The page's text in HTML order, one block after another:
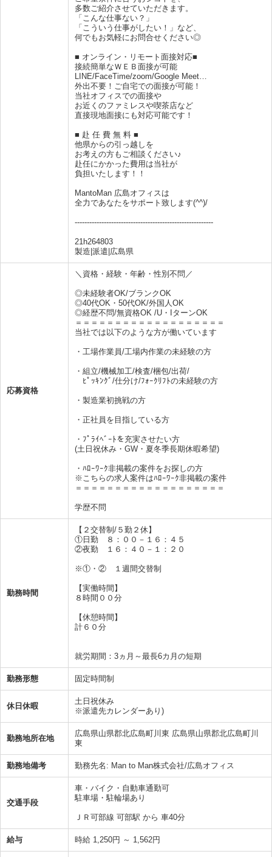
多数ご紹介させていただきます。
「こんな仕事ない？」
「こういう仕事がしたい！」など、
何でもお気軽にお問合せください◎
■ オンライン・リモート面接対応■
接続簡単なＷＥＢ面接が可能
LINE/FaceTime/zoom/Google Meet…
外出不要！ご自宅での面接が可能！
当社オフィスでの面接や
お近くのファミレスや喫茶店など
直接現地面接にも対応可能です！
■ 赴 任 費 無 料 ■
他県からの引っ越しを
お考えの方もご相談ください♪
赴任にかかった費用は当社が
負担いたします！！
MantoMan 広島オフィスは
全力であなたをサポート致します(^^)/
---------------------------------------------------------
21h264803
製造|派遣|広島県
応募資格
＼資格・経験・年齢・性別不問／
◎未経験者OK/ブランクOK
◎40代OK・50代OK/外国人OK
◎経歴不問/無資格OK /U・IターンOK
＝＝＝＝＝＝＝＝＝＝＝＝＝＝＝＝＝＝＝
当社では以下のような方が働いています
・工場作業員/工場内作業の未経験の方
・組立/機械加工/検査/梱包/出荷/
ﾋﾟｯｷﾝｸﾞ/仕分け/ﾌｫｰｸﾘﾌﾄの未経験の方
・製造業初挑戦の方
・正社員を目指している方
・ﾌﾟﾗｲﾍﾞｰﾄを充実させたい方
(土日祝休み・GW・夏冬季長期休暇希望)
・ﾊﾛｰﾜｰｸ非掲載の案件をお探しの方
※こちらの求人案件はﾊﾛｰﾜｰｸ非掲載の案件
＝＝＝＝＝＝＝＝＝＝＝＝＝＝＝＝＝＝＝
学歴不問
勤務時間
【２交替制/５勤２休】
①日勤 ８：００－１６：４５
②夜勤 １６：４０－１：２０
※①・② １週間交替制
【実働時間】
８時間００分
【休憩時間】
計６０分
就労期間：3ヵ月～最長6カ月の短期
勤務形態 固定時間制
休日休暇
土日祝休み
※派遣先カレンダーあり)
勤務地所在地
広島県山県郡北広島町川東 広島県山県郡北広島町川
東
勤務地備考 勤務先名: Man to Man株式会社/広島オフィス
交通手段
車・バイク・自動車通勤可
駐車場・駐輪場あり
ＪＲ可部線 可部駅 から 車40分
給与 時給 1,250円 ～ 1,562円